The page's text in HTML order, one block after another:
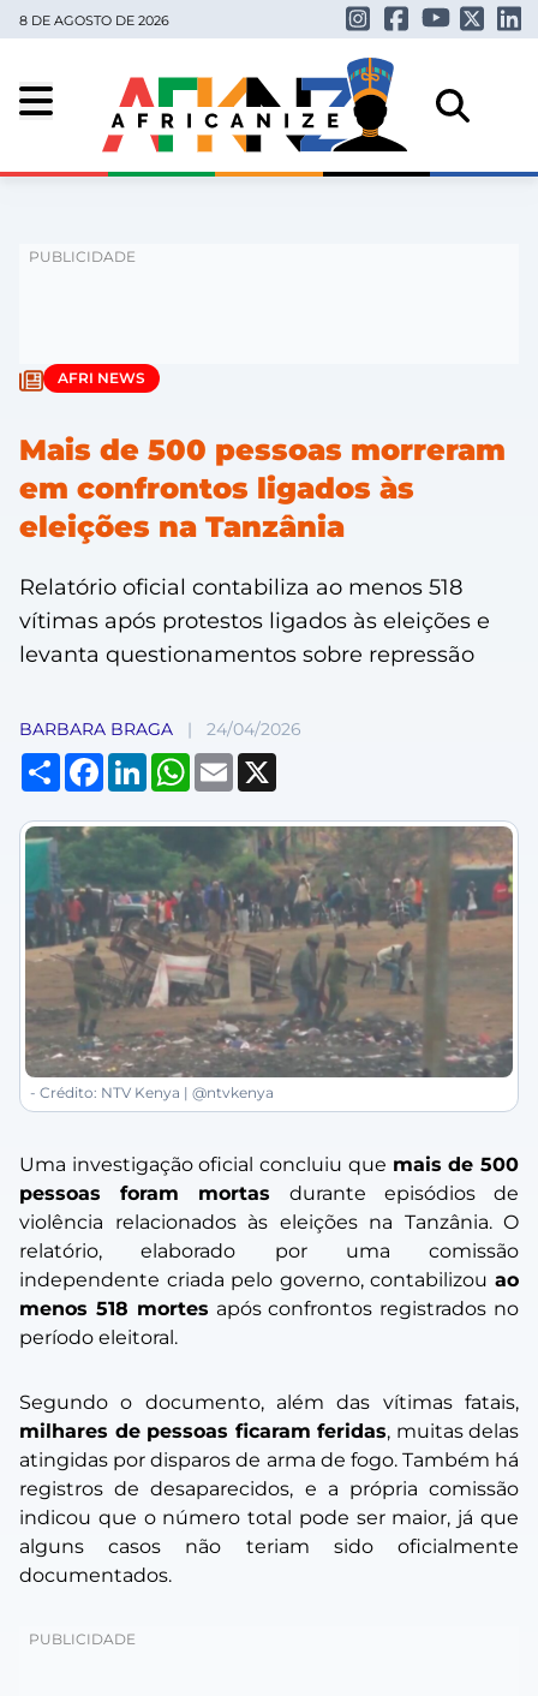
8 DE AGOSTO DE 2026
AFRI NEWS
Mais de 500 pessoas morreram
em confrontos ligados às
eleições na Tanzânia
Relatório oficial contabiliza ao menos 518
vítimas após protestos ligados às eleições e
levanta questionamentos sobre repressão
BARBARA BRAGA | 24/04/2026
Compartilhar
Facebook
LinkedInWhatsApp
Email
- Crédito: NTV Kenya | @ntvkenya
Uma investigação oficial concluiu que mais de 500
pessoas foram mortas durante episódios de
violência relacionados às eleições na Tanzânia. O
relatório, elaborado por uma comissão
independente criada pelo governo, contabilizou ao
menos 518 mortes após confrontos registrados no
período eleitoral.
Segundo o documento, além das vítimas fatais,
milhares de pessoas ficaram feridas, muitas delas
atingidas por disparos de arma de fogo. Também há
registros de desaparecidos, e a própria comissão
indicou que o número total pode ser maior, já que
alguns casos não teriam sido oficialmente
documentados.